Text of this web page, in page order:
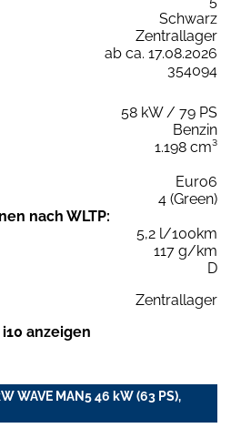
Schwarz
Zentrallager
ab ca. 17.08.2026
354094
58 kW / 79 PS
Benzin
1.198 cm³
Euro6
4 (Green)
nach WLTP:
5,2 l/100km
117 g/km
D
Zentrallager
anzeigen
WAVE MAN5 46 kW (63 PS),